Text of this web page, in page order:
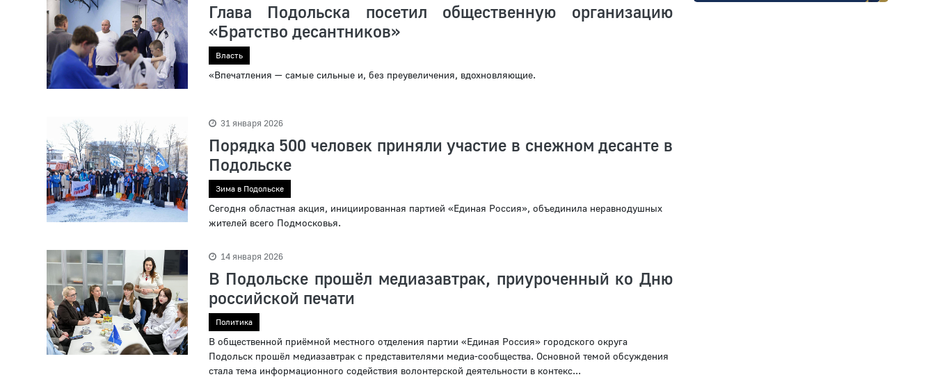
Глава Подольска посетил общественную организацию
«Братство десантников»
Власть
«Впечатления — самые сильные и, без преувеличения, вдохновляющие.
31 января 2026
Порядка 500 человек приняли участие в снежном десанте в
Подольске
Зима в Подольске
Сегодня областная акция, инициированная партией «Единая Россия», объединила неравнодушных
жителей всего Подмосковья.
14 января 2026
В Подольске прошёл медиазавтрак, приуроченный ко Дню
российской печати
Политика
В общественной приёмной местного отделения партии «Единая Россия» городского округа
Подольск прошёл медиазавтрак с представителями медиа-сообщества. Основной темой обсуждения
стала тема информационного содействия волонтерской деятельности в контекс...